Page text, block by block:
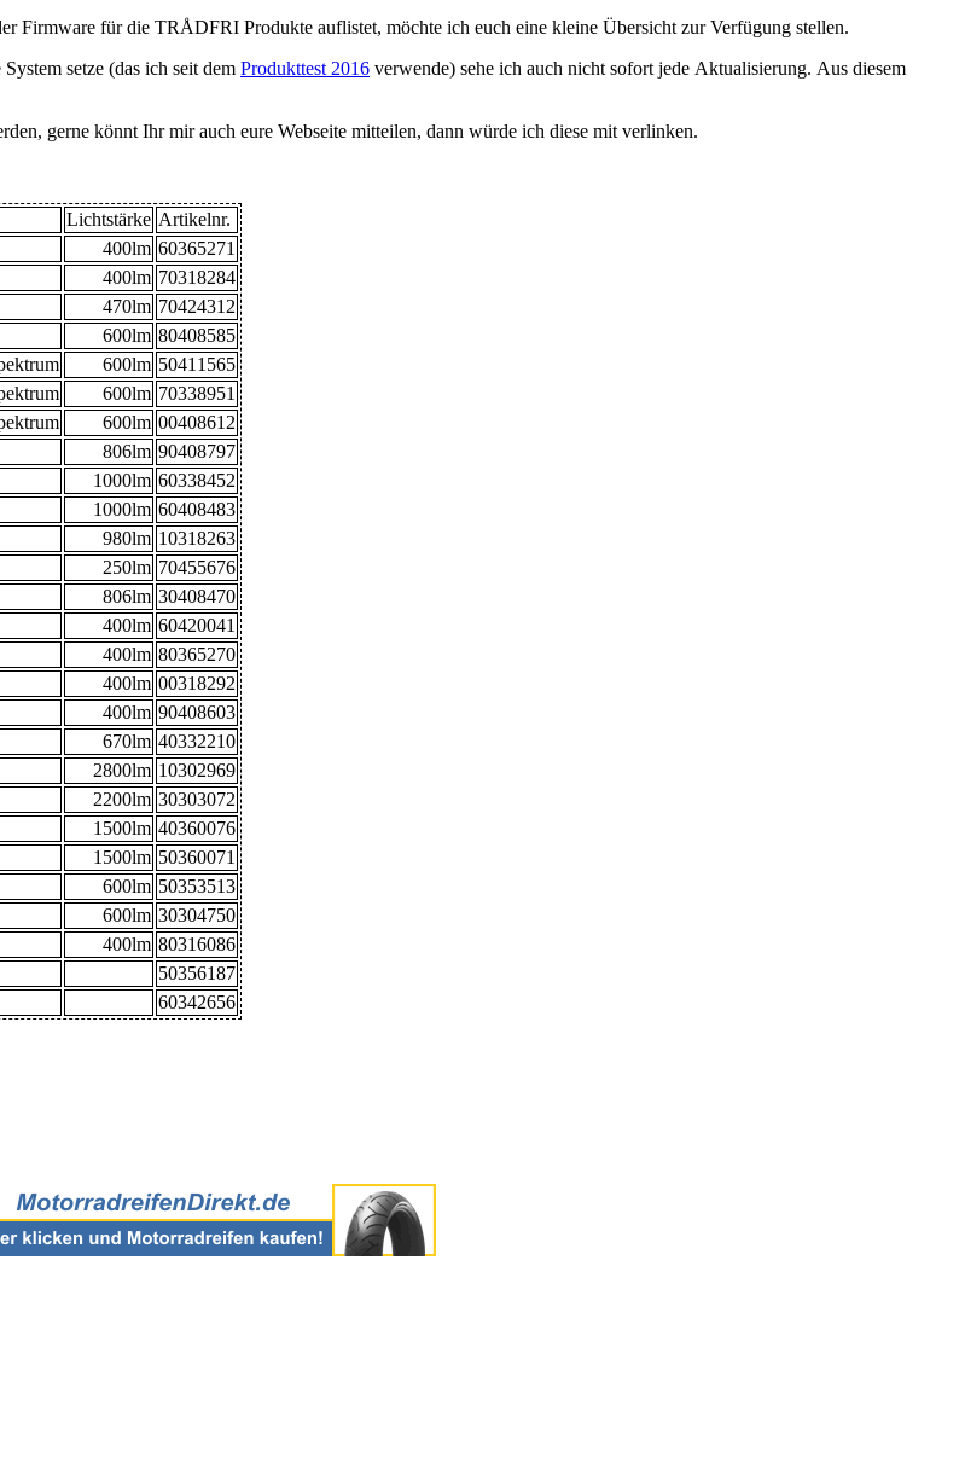
Firmware für die TRÅDFRI Produkte auflistet, möchte ich euch eine kleine Übersicht zur Verfügung stellen.
setze (das ich seit dem Produkttest 2016 verwende) sehe ich auch nicht sofort jede Aktualisierung. Aus diesem
gerne könnt Ihr mir auch eure Webseite mitteilen, dann würde ich diese mit verlinken.
Lichtstärke Artikelnr.
400lm 60365271
400lm 70318284
470lm 70424312
600lm 80408585
600lm 50411565
600lm 70338951
600lm 00408612
806lm 90408797
1000lm 60338452
1000lm 60408483
980lm 10318263
250lm 70455676
806lm 30408470
400lm 60420041
400lm 80365270
400lm 00318292
400lm 90408603
670lm 40332210
2800lm 10302969
2200lm 30303072
1500lm 40360076
1500lm 50360071
600lm 50353513
600lm 30304750
400lm 80316086
50356187
60342656